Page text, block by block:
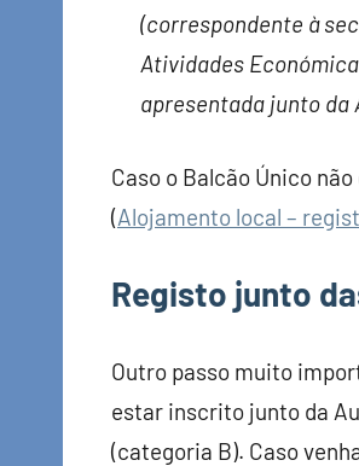
(correspondente à
Atividades
apresentada junto da
Caso o Balcão Único
(Alojamento local –
Registo junto
Outro passo muito
estar inscrito junto da
(categoria B). Caso